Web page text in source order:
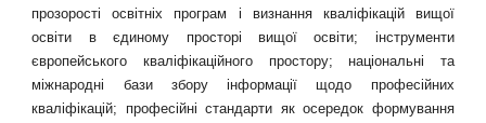
прозорості освітніх програм і визнання кваліфікацій вищої
освіти в єдиному просторі вищої освіти; інструменти
європейського кваліфікаційного простору; національні та
міжнародні бази збору інформації щодо професійних
кваліфікацій; професійні стандарти як осередок формування